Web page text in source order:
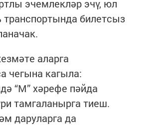
эчемлекләр эчү, юл
транспортында билетсыз
аларга
чегына кагыла:
“М” хәрефе пәйда
тамгаланырга тиеш.
даруларга да